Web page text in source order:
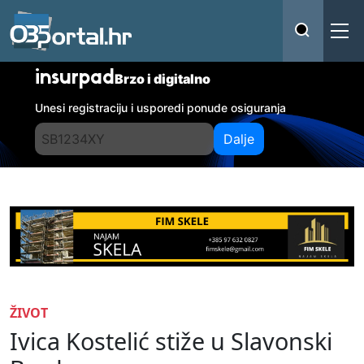
insurpadBrzo i digitalno
Unesi registraciju i usporedi ponude osiguranja
Dalje
ŽIVOT
Ivica Kostelić stiže u Slavonski